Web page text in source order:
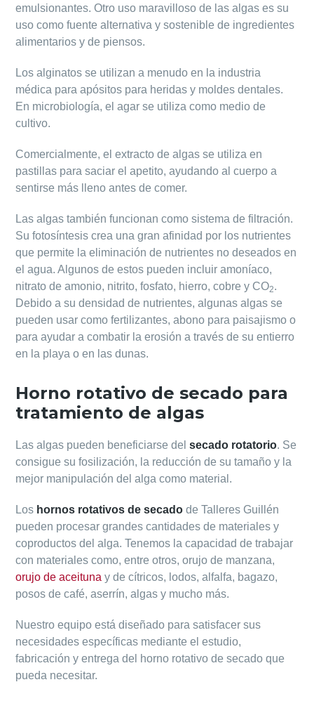
emulsionantes. Otro uso maravilloso de las algas es su
uso como fuente alternativa y sostenible de ingredientes
alimentarios y de piensos.
Los alginatos se utilizan a menudo en la industria
médica para apósitos para heridas y moldes dentales.
En microbiología, el agar se utiliza como medio de
cultivo.
Comercialmente, el extracto de algas se utiliza en
pastillas para saciar el apetito, ayudando al cuerpo a
sentirse más lleno antes de comer.
Las algas también funcionan como sistema de filtración.
Su fotosíntesis crea una gran afinidad por los nutrientes
que permite la eliminación de nutrientes no deseados en
el agua. Algunos de estos pueden incluir amoníaco,
nitrato de amonio, nitrito, fosfato, hierro, cobre y CO2.
Debido a su densidad de nutrientes, algunas algas se
pueden usar como fertilizantes, abono para paisajismo o
para ayudar a combatir la erosión a través de su entierro
en la playa o en las dunas.
Horno rotativo de secado para
tratamiento de algas
Las algas pueden beneficiarse delsecado rotatorio. Se
consigue su fosilización, la reducción de su tamaño y la
mejor manipulación del alga como material.
Los hornos rotativos de secado de Talleres Guillén
pueden procesar grandes cantidades de materiales y
coproductos del alga. Tenemos la capacidad de trabajar
con materiales como, entre otros, orujo de manzana,
orujo de aceituna y de cítricos, lodos, alfalfa, bagazo,
posos de café, aserrín, algas y mucho más.
Nuestro equipo está diseñado para satisfacer sus
necesidades específicas mediante el estudio,
fabricación y entrega del horno rotativo de secado que
pueda necesitar.